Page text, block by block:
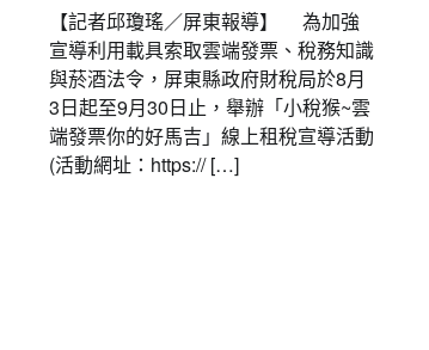
【記者邱瓊瑤／屏東報導】 為加強
宣導利用載具索取雲端發票、稅務知識
與菸酒法令，屏東縣政府財稅局於8月
3日起至9月30日止，舉辦「小稅猴~雲
端發票你的好馬吉」線上租稅宣導活動
(活動網址：https:// […]